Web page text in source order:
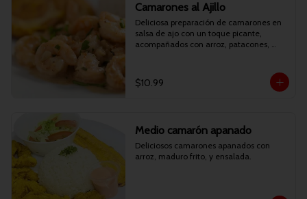
Camarones al Ajillo
Deliciosa preparación de camarones en
salsa de ajo con un toque picante,
acompañados con arroz, patacones,
$10.99
Medio camarón apanado
Deliciosos camarones apanados con
arroz, maduro frito, y ensalada.